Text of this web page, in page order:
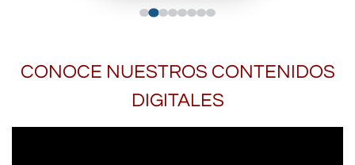
CONOCE NUESTROS CONTENIDOS
DIGITALES